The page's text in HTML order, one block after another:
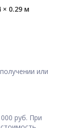
× 0.29 м
или
руб. При